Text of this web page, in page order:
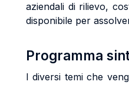
aziendali di rilievo,
disponibile per
Programma
I diversi temi che